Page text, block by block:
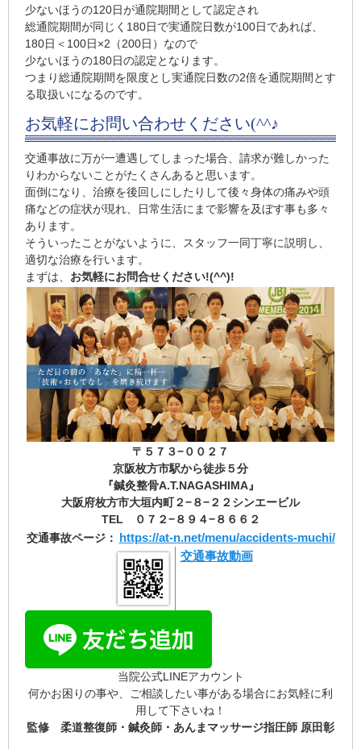
少ないほうの120日が通院期間として認定され
総通院期間が同じく180日で実通院日数が100日であれば、
180日＜100日×2（200日）なので
少ないほうの180日の認定となります。
つまり総通院期間を限度とし実通院日数の2倍を通院期間とす
る取扱いになるのです。
お気軽にお問い合わせください(^^♪
交通事故に万が一遭遇してしまった場合、請求が難しかった
りわからないことがたくさんあると思います。
面倒になり、治療を後回しにしたりして後々身体の痛みや頭
痛などの症状が現れ、日常生活にまで影響を及ぼす事も多々
あります。
そういったことがないように、スタッフ一同丁寧に説明し、
適切な治療を行います。
まずは、 お気軽にお問合せください!(^^)!
〒５７３−００２７
京阪枚方市駅から徒歩５分
『鍼灸整骨A.T.NAGASHIMA』
大阪府枚方市大垣内町２−８−２２シンエービル
TEL ０７２−８９４−８６６２
交通事故ページ： https://at-n.net/menu/accidents-muchi/
交通事故動画
当院公式LINEアカウント
何かお困りの事や、ご相談したい事がある場合にお気軽に利
用して下さいね！
監修 柔道整復師・鍼灸師・あんまマッサージ指圧師 原田彰